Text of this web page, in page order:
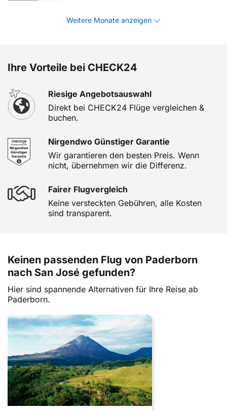
Weitere Monate anzeigen
Ihre Vorteile bei CHECK24
Riesige Angebotsauswahl
Direkt bei CHECK24 Flüge vergleichen &
buchen.
Nirgendwo Günstiger Garantie
Wir garantieren den besten Preis. Wenn
nicht, übernehmen wir die Differenz.
Fairer Flugvergleich
Keine versteckten Gebühren, alle Kosten
sind transparent.
Keinen passenden Flug von Paderborn
nach San José gefunden?
Hier sind spannende Alternativen für Ihre Reise ab
Paderborn.